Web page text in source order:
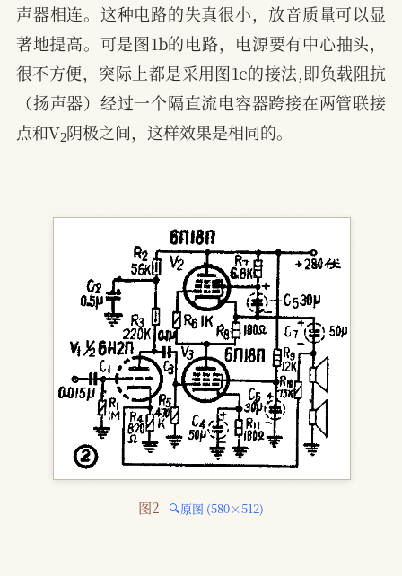
声器相连。这种电路的失真很小，放音质量可以显
著地提高。可是图1b的电路，电源要有中心抽头，
很不方便，突际上都是采用图1c的接法,即负载阻抗
（扬声器）经过一个隔直流电容器跨接在两管联接
点和V 2
阴极之间，这样效果是相同的。
图2 🔍原图 (580×512)